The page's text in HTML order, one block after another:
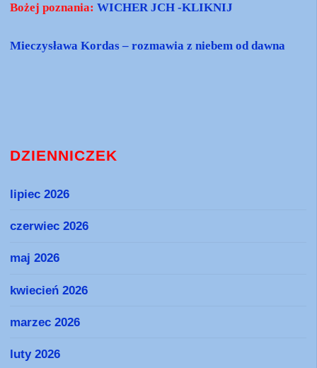
Bożej poznania:WICHER JCH -KLIKNIJ
Mieczysława Kordas – rozmawia z niebem od dawna
DZIENNICZEK
lipiec 2026
czerwiec 2026
maj 2026
kwiecień 2026
marzec 2026
luty 2026